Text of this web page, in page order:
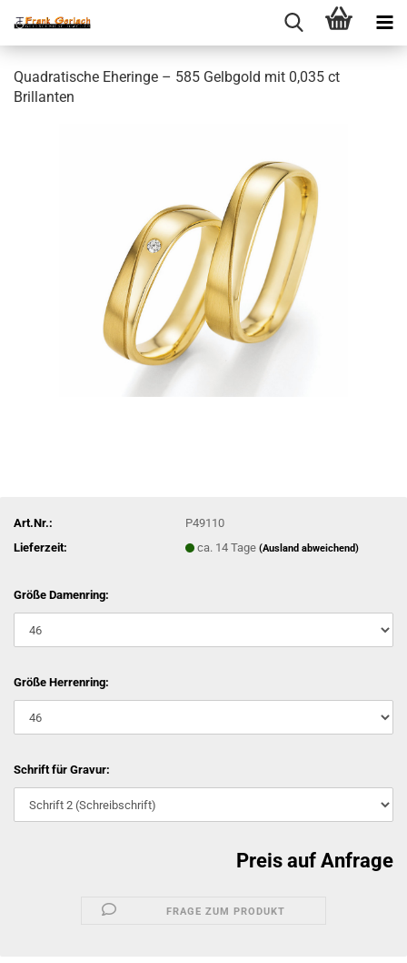
Quadratische Eheringe – 585 Gelbgold mit 0,035 ct
Brillanten
Art.Nr.:
P49110
Lieferzeit:
ca. 14 Tage(Ausland abweichend)
Größe Damenring:
Größe Herrenring:
Schrift für Gravur:
Preis auf Anfrage
FRAGE ZUM PRODUKT